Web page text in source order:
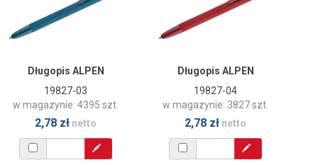
Długopis ALPEN
19827-03
w magazynie: 4395 szt.
2,78 zł netto
Długopis ALPEN
19827-04
w magazynie: 3827 szt.
2,78 zł netto